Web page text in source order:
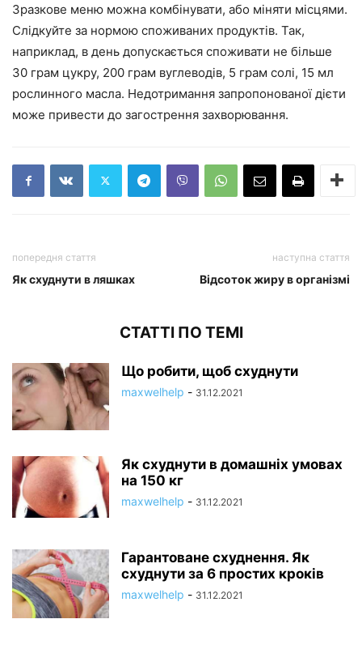
Зразкове меню можна комбінувати, або міняти місцями.
Слідкуйте за нормою споживаних продуктів. Так,
наприклад, в день допускається споживати не більше
30 грам цукру, 200 грам вуглеводів, 5 грам солі, 15 мл
рослинного масла. Недотримання запропонованої дієти
може привести до загострення захворювання.
попередня стаття
Як схуднути в ляшках
наступна стаття
Відсоток жиру в організмі
СТАТТІ ПО ТЕМІ
Що робити, щоб схуднути
maxwelhelp - 31.12.2021
Як схуднути в домашніх умовах
на 150 кг
maxwelhelp - 31.12.2021
Гарантоване схуднення. Як
схуднути за 6 простих кроків
maxwelhelp - 31.12.2021